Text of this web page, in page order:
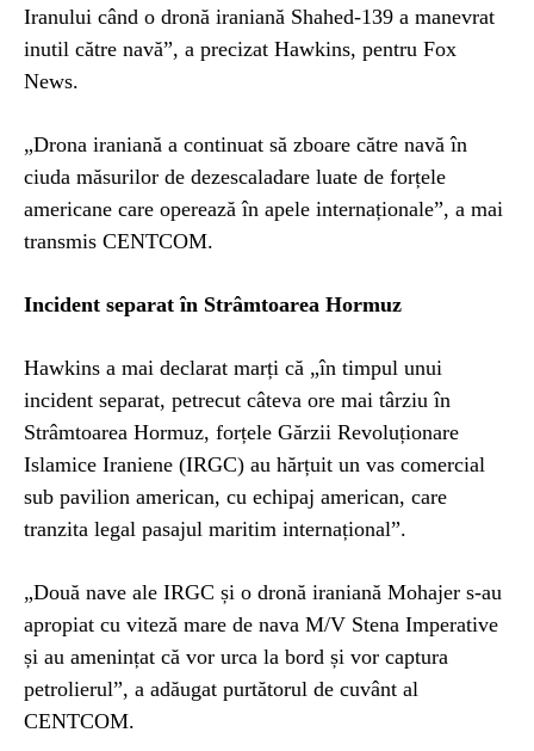
Iranului când o dronă iraniană Shahed-139 a manevrat
inutil către navă”, a precizat Hawkins, pentru Fox
News.
„Drona iraniană a continuat să zboare către navă în
ciuda măsurilor de dezescaladare luate de forțele
americane care operează în apele internaționale”, a mai
transmis CENTCOM.
Incident separat în Strâmtoarea Hormuz
Hawkins a mai declarat marți că „în timpul unui
incident separat, petrecut câteva ore mai târziu în
Strâmtoarea Hormuz, forțele Gărzii Revoluționare
Islamice Iraniene (IRGC) au hărțuit un vas comercial
sub pavilion american, cu echipaj american, care
tranzita legal pasajul maritim internațional”.
„Două nave ale IRGC și o dronă iraniană Mohajer s-au
apropiat cu viteză mare de nava M/V Stena Imperative
și au amenințat că vor urca la bord și vor captura
petrolierul”, a adăugat purtătorul de cuvânt al
CENTCOM.